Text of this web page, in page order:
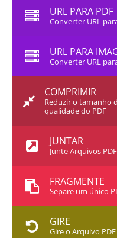
URL PARA PDF
Converter URL
URL PARA
Converter URL
COMPRIMIR
Reduzir o tamanho
qualidade do PDF
JUNTAR
Junte Arquivos
FRAGMENTE
Separe um único
GIRE
Gire o Arquivo PDF